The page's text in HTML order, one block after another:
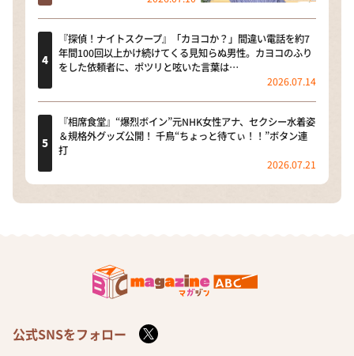
『探偵！ナイトスクープ』「カヨコか？」間違い電話を約7
年間100回以上かけ続けてくる見知らぬ男性。カヨコのふり
をした依頼者に、ポツリと呟いた言葉は…
2026.07.14
『相席食堂』“爆烈ボイン”元NHK女性アナ、セクシー水着姿
＆規格外グッズ公開！ 千鳥“ちょっと待てぃ！！”ボタン連
打
2026.07.21
公式SNSをフォロー